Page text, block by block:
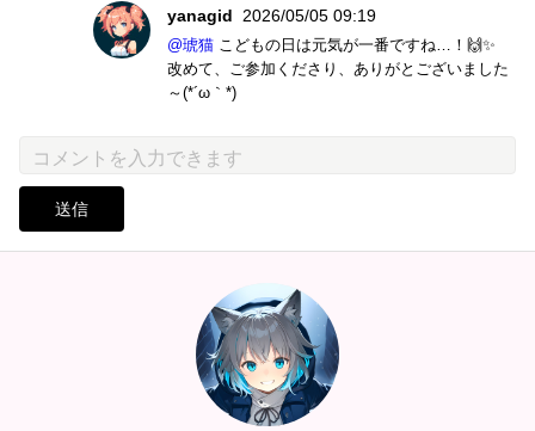
yanagid 2026/05/05 09:19
@琥猫 こどもの日は元気が一番ですね…！🙌✨
改めて、ご参加くださり、ありがとございました
～(*´ω｀*)
送信